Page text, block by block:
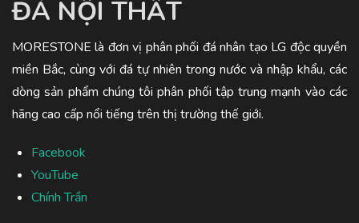
ĐÁ NỘI THẤT
MORESTONE là đơn vị phân phối đá nhân tạo LG độc quyền
miền Bắc, cùng với đá tự nhiên trong nước và nhập khẩu, các
dòng sản phẩm chúng tôi phân phối tập trung mạnh vào các
hãng cao cấp nổi tiếng trên thị trường thế giới.
Facebook
YouTube
Chính Trần